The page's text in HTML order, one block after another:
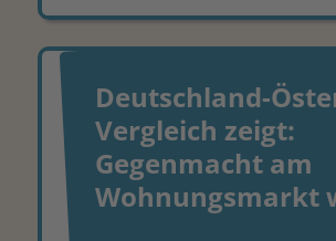
Deutschland-
Vergleich zeigt:
Gegenmacht am
Wohnungsmarkt